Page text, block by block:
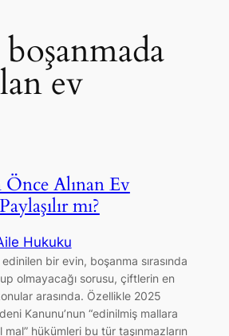
boşanmada
ev
Alınan Ev
mı?
Hukuku
bir evin, boşanma sırasında
olmayacağı sorusu, çiftlerin en
arasında. Özellikle 2025
Kanunu’nun “edinilmiş mallara
mal” hükümleri bu tür taşınmazların